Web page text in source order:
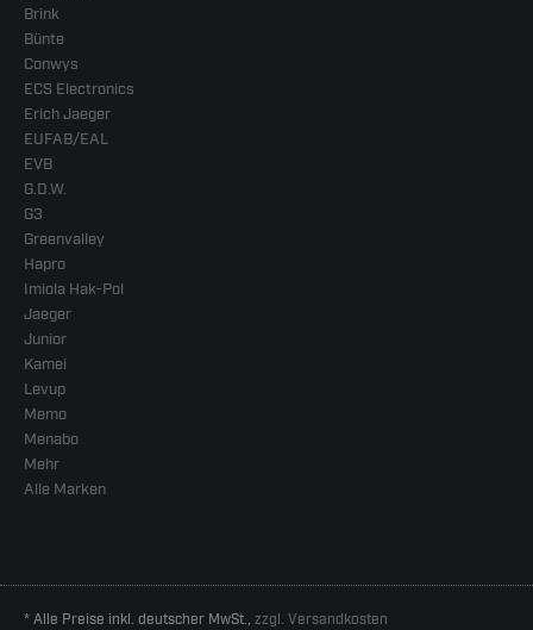
Brink
Bünte
Conwys
ECS Electronics
Erich Jaeger
EUFAB/EAL
EVB
G.D.W.
G3
Greenvalley
Hapro
Imiola Hak-Pol
Jaeger
Junior
Kamei
Levup
Memo
Menabo
Mehr
Alle Marken
* Alle Preise inkl. deutscher MwSt., zzgl. Versandkosten